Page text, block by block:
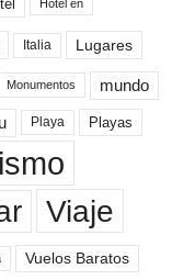
Hotel en
Italia Lugares
Monumentos mundo
Playa Playas
Viaje
Vuelos Baratos